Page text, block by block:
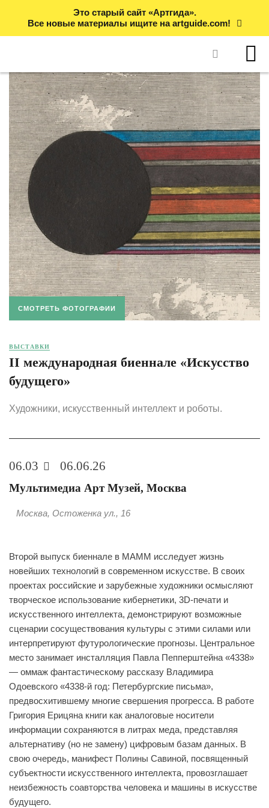
Это старый сайт «Артгида».
Все новые материалы ищите на artguide.com!
СМОТРЕТЬ ФОТОГРАФИИ
ВЫСТАВКИ
II международная биеннале «Искусство
будущего»
Художники, искусственный интеллект и роботы.
06.03 06.06.26
Мультимедиа Арт Музей, Москва
Москва, Остоженка ул., 16
Второй выпуск биеннале в МАММ исследует жизнь
новейших технологий в современном искусстве. В своих
проектах российские и зарубежные художники осмысляют
творческое использование кибернетики, 3D-печати и
искусственного интеллекта, демонстрируют возможные
сценарии сосуществования культуры с этими силами или
интерпретируют футурологические прогнозы. Центральное
место занимает инсталляция Павла Пепперштейна «4338»
— оммаж фантастическому рассказу Владимира
Одоевского «4338-й год: Петербургские письма»,
предвосхитившему многие свершения прогресса. В работе
Григория Ерицяна книги как аналоговые носители
информации сохраняются в литрах меда, представляя
альтернативу (но не замену) цифровым базам данных. В
свою очередь, манифест Полины Савиной, посвященный
субъектности искусственного интеллекта, провозглашает
неизбежность соавторства человека и машины в искусстве
будущего.